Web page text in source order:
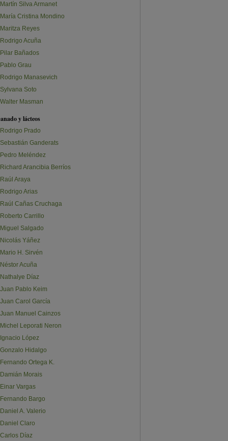
Martín Silva Armanet
María Cristina Mondino
Maritza Reyes
Rodrigo Acuña
Pilar Bañados
Pablo Grau
Rodrigo Manasevich
Sylvana Soto
Walter Masman
y lácteos
Rodrigo Prado
Sebastián Ganderats
Pedro Meléndez
Richard Arancibia Berríos
Raúl Araya
Rodrigo Arias
Raúl Cañas Cruchaga
Roberto Carrillo
Miguel Salgado
Nicolás Yáñez
Mario H. Sirvén
Néstor Acuña
Nathalye Díaz
Juan Pablo Keim
Juan Carol García
Juan Manuel Cainzos
Michel Leporati Neron
Ignacio López
Gonzalo Hidalgo
Fernando Ortega K.
Damián Morais
Einar Vargas
Fernando Bargo
Daniel A. Valerio
Daniel Claro
Carlos Díaz